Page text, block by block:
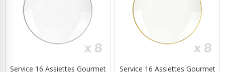
Service 16 Assiettes Gourmet
Service 16 Assiettes Gourmet